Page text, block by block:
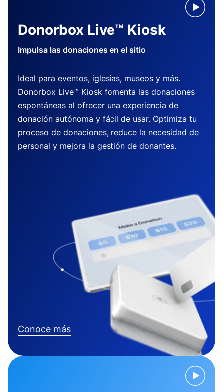
Donorbox Live™ Kiosk
Impulsa las donaciones en el sitio
Ideal para eventos, iglesias, museos y más.
Donorbox Live™ Kiosk fomenta las donaciones
espontáneas al ofrecer una experiencia de
donación autónoma y fácil de usar. Optimiza tu
proceso de donaciones, reduce la necesidad de
personal y mejora la gestión de donantes.
Conoce más